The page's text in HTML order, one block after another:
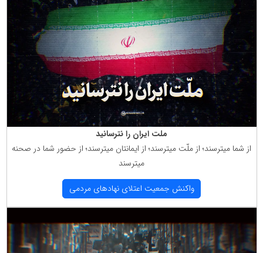
ملت ایران را نترسانید
از شما میترسند؛ از ملّت میترسند؛ از ایمانتان میترسند؛ از حضور شما در صحنه
میترسند
واكنش جمعیت اعتلای نهادهای مردمی